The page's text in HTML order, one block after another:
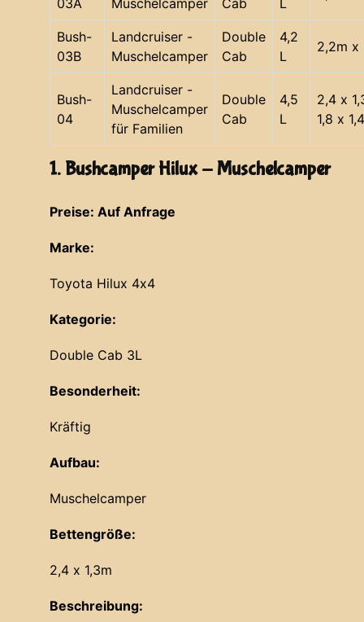
03A Muschelcamper Cab L
Bush-
03B
Landcruiser -
Muschelcamper
Double
Cab
4,2
L
2,2m x
Bush-
04
Landcruiser -
Muschelcamper
für Familien
Double
Cab
4,5
L
2,4 x
1,8 x
1. Bushcamper Hilux - Muschelcamper
Preise: Auf Anfrage
Marke:
Toyota Hilux 4x4
Kategorie:
Double Cab 3L
Besonderheit:
Kräftig
Aufbau:
Muschelcamper
Bettengröße:
2,4 x 1,3m
Beschreibung: